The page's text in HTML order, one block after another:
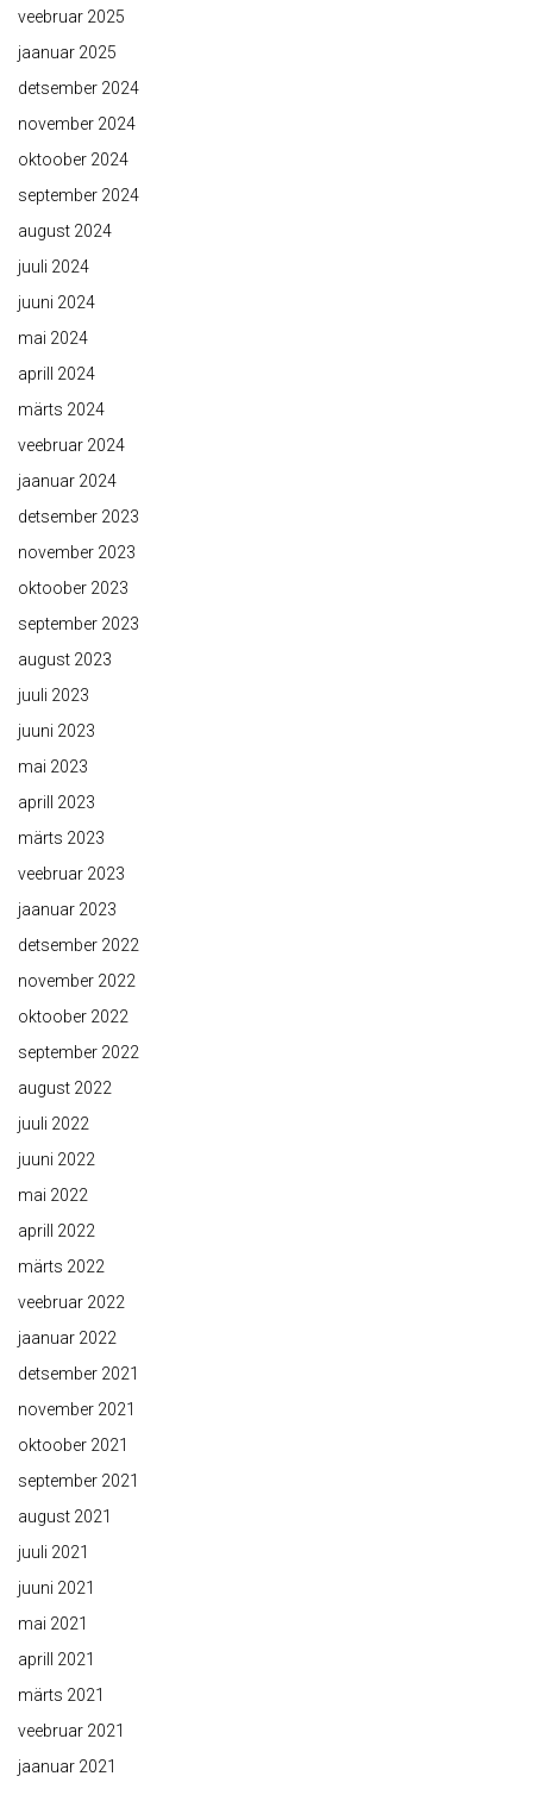
veebruar 2025
jaanuar 2025
detsember 2024
november 2024
oktoober 2024
september 2024
august 2024
juuli 2024
juuni 2024
mai 2024
aprill 2024
märts 2024
veebruar 2024
jaanuar 2024
detsember 2023
november 2023
oktoober 2023
september 2023
august 2023
juuli 2023
juuni 2023
mai 2023
aprill 2023
märts 2023
veebruar 2023
jaanuar 2023
detsember 2022
november 2022
oktoober 2022
september 2022
august 2022
juuli 2022
juuni 2022
mai 2022
aprill 2022
märts 2022
veebruar 2022
jaanuar 2022
detsember 2021
november 2021
oktoober 2021
september 2021
august 2021
juuli 2021
juuni 2021
mai 2021
aprill 2021
märts 2021
veebruar 2021
jaanuar 2021